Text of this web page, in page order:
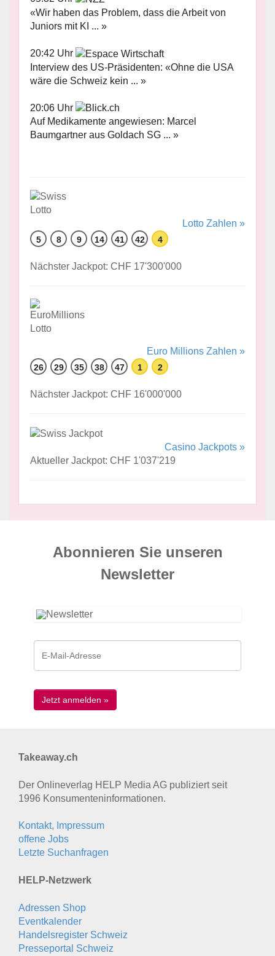
«Wir haben das Problem, dass die Arbeit von
Juniors mit KI ... »
20:42 Uhr
Interview des US-Präsidenten: «Ohne die USA
wäre die Schweiz kein ... »
20:06 Uhr
Auf Medikamente angewiesen: Marcel
Baumgartner aus Goldach SG ... »
Lotto Zahlen »
5 8 9 14 41 42 4
Nächster Jackpot: CHF 17'300'000
Euro Millions Zahlen »
26 29 35 38 47 1 2
Nächster Jackpot: CHF 16'000'000
Casino Jackpots »
Aktueller Jackpot: CHF 1'037'219
Abonnieren Sie unseren
News­letter
Takeaway.ch
Der Onlineverlag HELP Media AG publiziert seit
1996 Konsumenten­informationen.
Kontakt, Impressum
offene Jobs
Letzte Suchanfragen
HELP-Netzwerk
Adressen Shop
Eventkalender
Handelsregister Schweiz
Presseportal Schweiz